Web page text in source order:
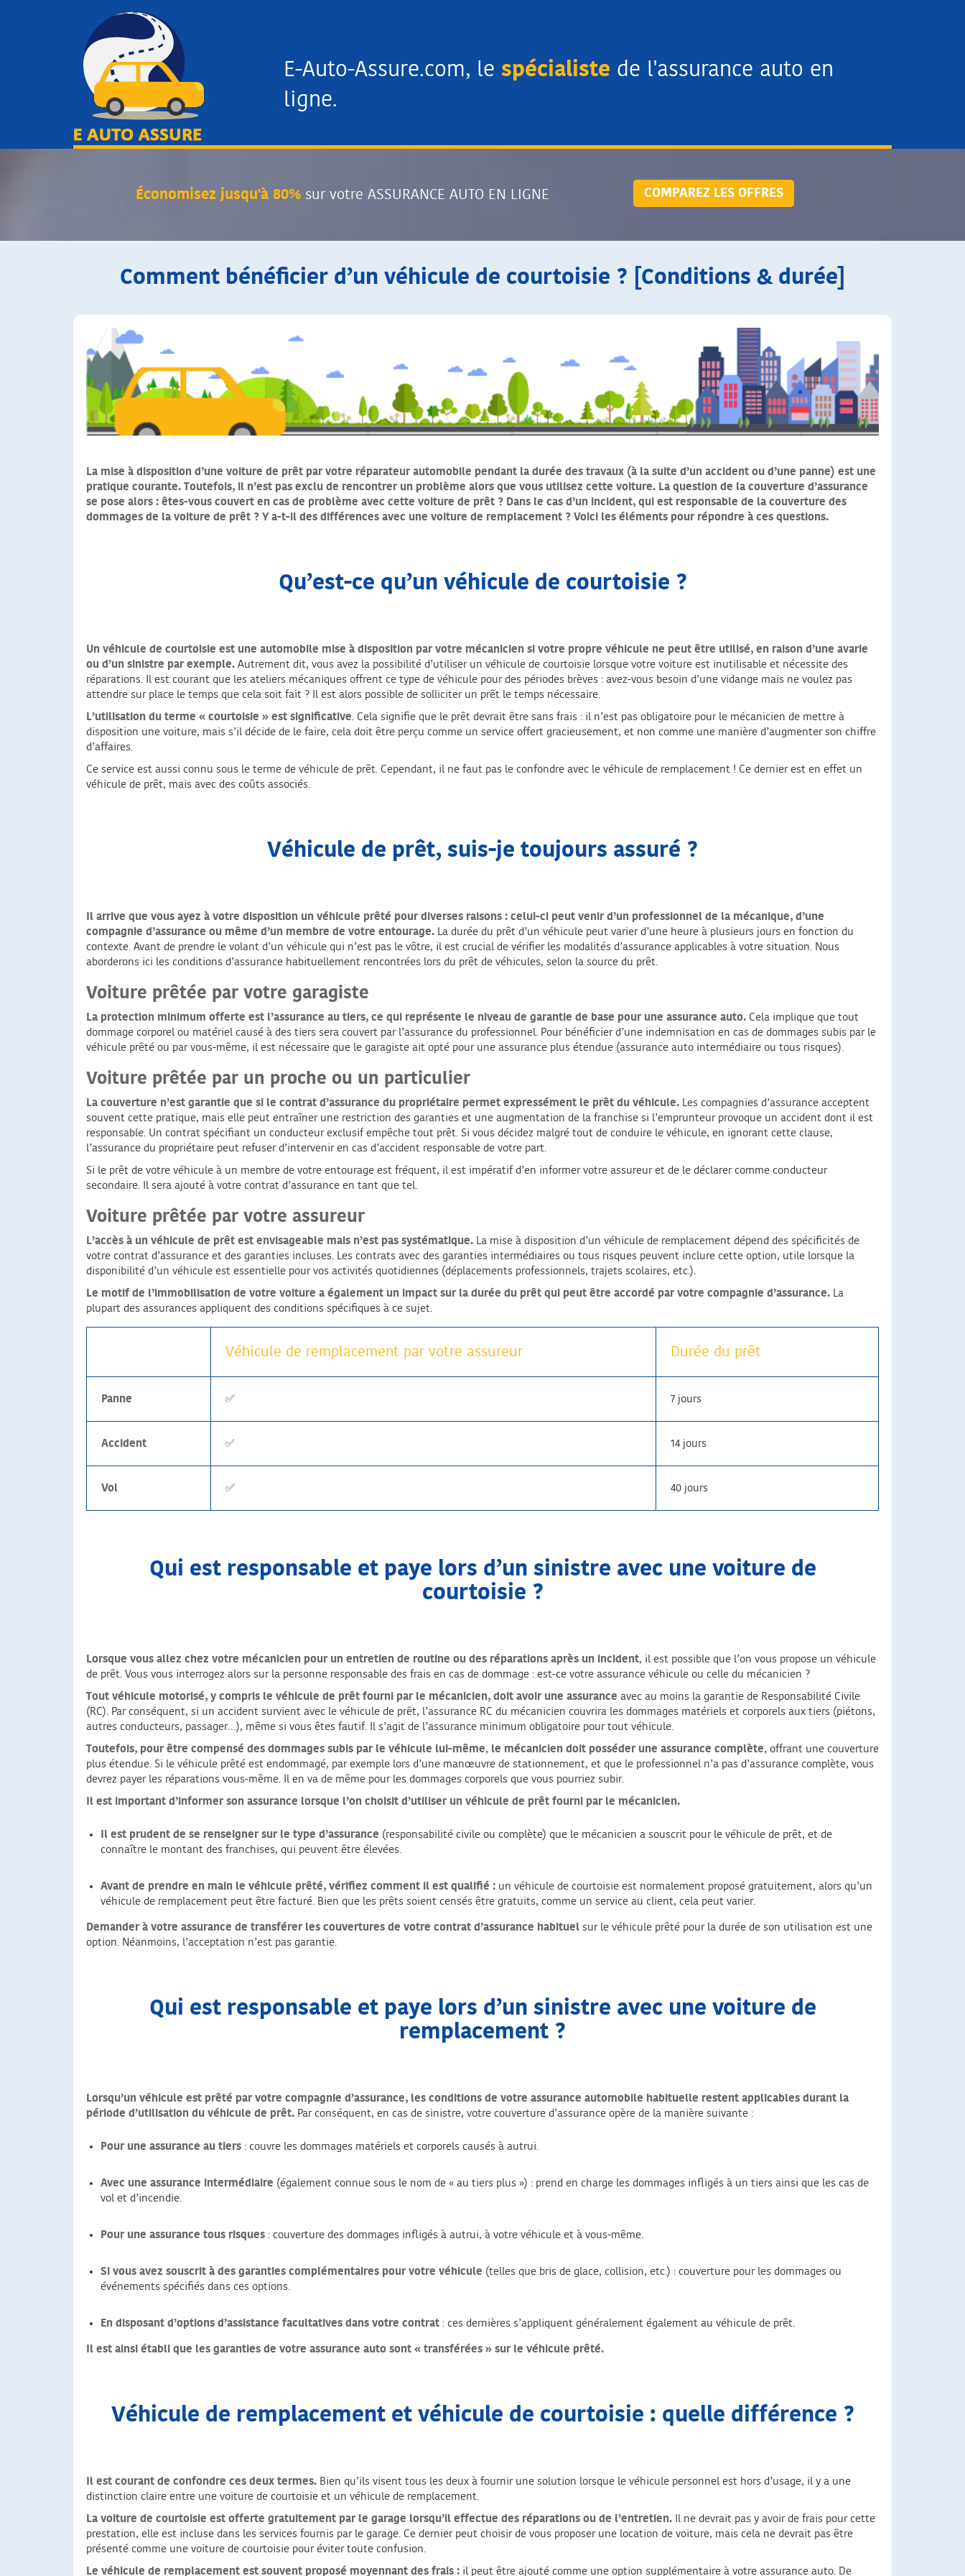
E-Auto-Assure.com, le spécialiste de l'assurance auto en
ligne.
Économisez jusqu'à 80% sur votre ASSURANCE AUTO EN LIGNE COMPAREZ LES OFFRES
Comment bénéficier d’un véhicule de courtoisie ? [Conditions & durée]
La mise à disposition d’une voiture de prêt par votre réparateur automobile pendant la durée des travaux (à la suite d’un accident ou d’une panne) est une
pratique courante. Toutefois, il n’est pas exclu de rencontrer un problème alors que vous utilisez cette voiture. La question de la couverture d’assurance
se pose alors : êtes-vous couvert en cas de problème avec cette voiture de prêt ? Dans le cas d’un incident, qui est responsable de la couverture des
dommages de la voiture de prêt ? Y a-t-il des différences avec une voiture de remplacement ? Voici les éléments pour répondre à ces questions.
Qu’est-ce qu’un véhicule de courtoisie ?
Un véhicule de courtoisie est une automobile mise à disposition par votre mécanicien si votre propre véhicule ne peut être utilisé, en raison d’une avarie
ou d’un sinistre par exemple. Autrement dit, vous avez la possibilité d’utiliser un véhicule de courtoisie lorsque votre voiture est inutilisable et nécessite des
réparations. Il est courant que les ateliers mécaniques offrent ce type de véhicule pour des périodes brèves : avez-vous besoin d’une vidange mais ne voulez pas
attendre sur place le temps que cela soit fait ? Il est alors possible de solliciter un prêt le temps nécessaire.
L’utilisation du terme « courtoisie » est significative. Cela signifie que le prêt devrait être sans frais : il n’est pas obligatoire pour le mécanicien de mettre à
disposition une voiture, mais s’il décide de le faire, cela doit être perçu comme un service offert gracieusement, et non comme une manière d’augmenter son chiffre
d’affaires.
Ce service est aussi connu sous le terme de véhicule de prêt. Cependant, il ne faut pas le confondre avec le véhicule de remplacement ! Ce dernier est en effet un
véhicule de prêt, mais avec des coûts associés.
Véhicule de prêt, suis-je toujours assuré ?
Il arrive que vous ayez à votre disposition un véhicule prêté pour diverses raisons : celui-ci peut venir d’un professionnel de la mécanique, d’une
compagnie d’assurance ou même d’un membre de votre entourage. La durée du prêt d’un véhicule peut varier d’une heure à plusieurs jours en fonction du
contexte. Avant de prendre le volant d’un véhicule qui n’est pas le vôtre, il est crucial de vérifier les modalités d’assurance applicables à votre situation. Nous
aborderons ici les conditions d’assurance habituellement rencontrées lors du prêt de véhicules, selon la source du prêt.
Voiture prêtée par votre garagiste
La protection minimum offerte est l’assurance au tiers, ce qui représente le niveau de garantie de base pour une assurance auto. Cela implique que tout
dommage corporel ou matériel causé à des tiers sera couvert par l’assurance du professionnel. Pour bénéficier d’une indemnisation en cas de dommages subis par le
véhicule prêté ou par vous-même, il est nécessaire que le garagiste ait opté pour une assurance plus étendue (assurance auto intermédiaire ou tous risques).
Voiture prêtée par un proche ou un particulier
La couverture n’est garantie que si le contrat d’assurance du propriétaire permet expressément le prêt du véhicule. Les compagnies d’assurance acceptent
souvent cette pratique, mais elle peut entraîner une restriction des garanties et une augmentation de la franchise si l’emprunteur provoque un accident dont il est
responsable. Un contrat spécifiant un conducteur exclusif empêche tout prêt. Si vous décidez malgré tout de conduire le véhicule, en ignorant cette clause,
l’assurance du propriétaire peut refuser d’intervenir en cas d’accident responsable de votre part.
Si le prêt de votre véhicule à un membre de votre entourage est fréquent, il est impératif d’en informer votre assureur et de le déclarer comme conducteur
secondaire. Il sera ajouté à votre contrat d’assurance en tant que tel.
Voiture prêtée par votre assureur
L’accès à un véhicule de prêt est envisageable mais n’est pas systématique. La mise à disposition d’un véhicule de remplacement dépend des spécificités de
votre contrat d’assurance et des garanties incluses. Les contrats avec des garanties intermédiaires ou tous risques peuvent inclure cette option, utile lorsque la
disponibilité d’un véhicule est essentielle pour vos activités quotidiennes (déplacements professionnels, trajets scolaires, etc.).
Le motif de l’immobilisation de votre voiture a également un impact sur la durée du prêt qui peut être accordé par votre compagnie d’assurance. La
plupart des assurances appliquent des conditions spécifiques à ce sujet.
Véhicule de remplacement par votre assureur Durée du prêt
Panne ✅ 7 jours
Accident ✅ 14 jours
Vol ✅ 40 jours
Qui est responsable et paye lors d’un sinistre avec une voiture de
courtoisie ?
Lorsque vous allez chez votre mécanicien pour un entretien de routine ou des réparations après un incident, il est possible que l’on vous propose un véhicule
de prêt. Vous vous interrogez alors sur la personne responsable des frais en cas de dommage : est-ce votre assurance véhicule ou celle du mécanicien ?
Tout véhicule motorisé, y compris le véhicule de prêt fourni par le mécanicien, doit avoir une assurance avec au moins la garantie de Responsabilité Civile
(RC). Par conséquent, si un accident survient avec le véhicule de prêt, l’assurance RC du mécanicien couvrira les dommages matériels et corporels aux tiers (piétons,
autres conducteurs, passager…), même si vous êtes fautif. Il s’agit de l’assurance minimum obligatoire pour tout véhicule.
Toutefois, pour être compensé des dommages subis par le véhicule lui-même, le mécanicien doit posséder une assurance complète, offrant une couverture
plus étendue. Si le véhicule prêté est endommagé, par exemple lors d’une manœuvre de stationnement, et que le professionnel n’a pas d’assurance complète, vous
devrez payer les réparations vous-même. Il en va de même pour les dommages corporels que vous pourriez subir.
Il est important d’informer son assurance lorsque l’on choisit d’utiliser un véhicule de prêt fourni par le mécanicien.
Il est prudent de se renseigner sur le type d’assurance (responsabilité civile ou complète) que le mécanicien a souscrit pour le véhicule de prêt, et de
connaître le montant des franchises, qui peuvent être élevées.
Avant de prendre en main le véhicule prêté, vérifiez comment il est qualifié : un véhicule de courtoisie est normalement proposé gratuitement, alors qu’un
véhicule de remplacement peut être facturé. Bien que les prêts soient censés être gratuits, comme un service au client, cela peut varier.
Demander à votre assurance de transférer les couvertures de votre contrat d’assurance habituel sur le véhicule prêté pour la durée de son utilisation est une
option. Néanmoins, l’acceptation n’est pas garantie.
Qui est responsable et paye lors d’un sinistre avec une voiture de
remplacement ?
Lorsqu’un véhicule est prêté par votre compagnie d’assurance, les conditions de votre assurance automobile habituelle restent applicables durant la
période d’utilisation du véhicule de prêt. Par conséquent, en cas de sinistre, votre couverture d’assurance opère de la manière suivante :
Pour une assurance au tiers : couvre les dommages matériels et corporels causés à autrui.
Avec une assurance intermédiaire (également connue sous le nom de « au tiers plus ») : prend en charge les dommages infligés à un tiers ainsi que les cas de
vol et d’incendie.
Pour une assurance tous risques : couverture des dommages infligés à autrui, à votre véhicule et à vous-même.
Si vous avez souscrit à des garanties complémentaires pour votre véhicule (telles que bris de glace, collision, etc.) : couverture pour les dommages ou
événements spécifiés dans ces options.
En disposant d’options d’assistance facultatives dans votre contrat : ces dernières s’appliquent généralement également au véhicule de prêt.
Il est ainsi établi que les garanties de votre assurance auto sont « transférées » sur le véhicule prêté.
Véhicule de remplacement et véhicule de courtoisie : quelle différence ?
Il est courant de confondre ces deux termes. Bien qu’ils visent tous les deux à fournir une solution lorsque le véhicule personnel est hors d’usage, il y a une
distinction claire entre une voiture de courtoisie et un véhicule de remplacement.
La voiture de courtoisie est offerte gratuitement par le garage lorsqu’il effectue des réparations ou de l’entretien. Il ne devrait pas y avoir de frais pour cette
prestation, elle est incluse dans les services fournis par le garage. Ce dernier peut choisir de vous proposer une location de voiture, mais cela ne devrait pas être
présenté comme une voiture de courtoisie pour éviter toute confusion.
Le véhicule de remplacement est souvent proposé moyennant des frais : il peut être ajouté comme une option supplémentaire à votre assurance auto. De